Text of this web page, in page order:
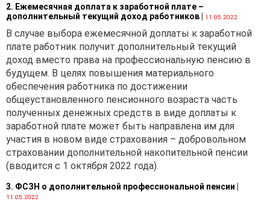
2. Ежемесячная доплата к заработной плате –
дополнительный текущий доход работников
11.05.2022
В случае выбора ежемесячной доплаты к заработной
плате работник получит дополнительный текущий
доход вместо права на профессиональную пенсию в
будущем. В целях повышения материального
обеспечения работника по достижении
общеустановленного пенсионного возраста часть
полученных денежных средств в виде доплаты к
заработной плате может быть направлена им для
участия в новом виде страхования – добровольном
страховании дополнительной накопительной пенсии
(вводится с 1 октября 2022 года).
3. ФСЗН о дополнительной профессиональной пенсии
11.05.2022